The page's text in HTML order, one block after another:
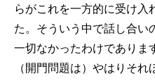
らがこれを一方的に受け入
た。そういう中で話し合い
一切なかったわけでありま
（開門問題は）やはりそ